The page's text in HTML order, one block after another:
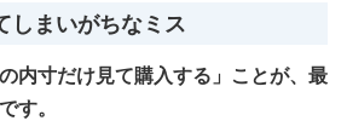
しまいがちなミス
内寸だけ見て購入する」ことが、最
す。